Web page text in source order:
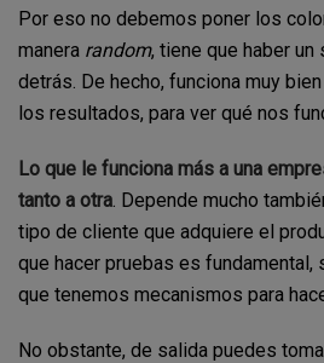
Por eso no debemos poner los
manera random, tiene que haber un
detrás. De hecho, funciona muy
los resultados, para ver qué nos
Lo que le funciona más a una
tanto a otra . Depende mucho
tipo de cliente que adquiere el
que hacer pruebas es fundamental,
que tenemos mecanismos para
No obstante, de salida puedes